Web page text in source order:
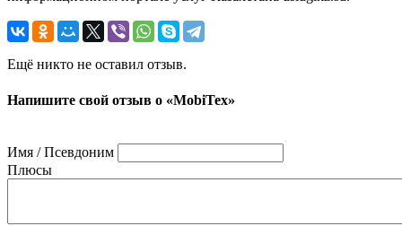
Ещё никто не оставил отзыв.
Напишите свой отзыв о «MobiTex»
Имя / Псевдоним
Плюсы